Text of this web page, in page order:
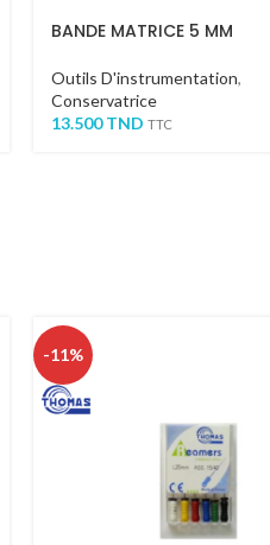
BANDE MATRICE 5 MM
Outils D'instrumentation,
Conservatrice
13.500TND TTC
-11%